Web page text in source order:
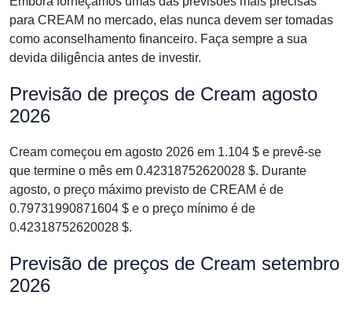
para CREAM no mercado, elas nunca devem ser tomadas
como aconselhamento financeiro. Faça sempre a sua
devida diligência antes de investir.
Previsão de preços de Cream agosto
2026
Cream começou em agosto 2026 em 1.104 $ e prevê-se
que termine o mês em 0.42318752620028 $. Durante
agosto, o preço máximo previsto de CREAM é de
0.79731990871604 $ e o preço mínimo é de
0.42318752620028 $.
Previsão de preços de Cream setembro
2026